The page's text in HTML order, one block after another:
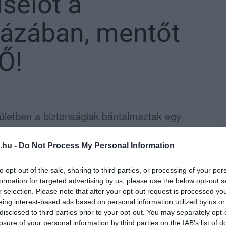
- Do Not Process My Personal Information
opt-out of the sale, sharing to third parties, or processing of your
for targeted advertising by us, please use the below opt-out
selection. Please note that after your opt-out request is processed
interest-based ads based on personal information utilized by us
to third parties prior to your opt-out. You may separately
of your personal information by third parties on the IAB’s list of
mentőt
a biztonságiak bántalmaztak egy
pártok képviselői, élve törvény adta
Budapesten a Kunigunda utcában. Ott
szemben erőszakkal léptek fel. Varju
leteperték, amelynek során megsérült.